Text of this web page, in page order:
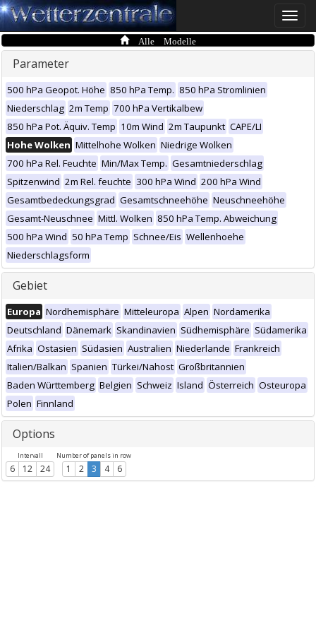
Toggle
Alle Modelle
Parameter
500 hPa Geopot. Höhe 850 hPa Temp. 850 hPa Stromlinien
Niederschlag 2m Temp 700 hPa Vertikalbew
850 hPa Pot. Äquiv. Temp 10m Wind 2m Taupunkt CAPE/LI
Hohe Wolken Mittelhohe Wolken Niedrige Wolken
700 hPa Rel. Feuchte Min/Max Temp. Gesamtniederschlag
Spitzenwind 2m Rel. feuchte 300 hPa Wind 200 hPa Wind
Gesamtbedeckungsgrad Gesamtschneehöhe Neuschneehöhe
Gesamt-Neuschnee Mittl. Wolken 850 hPa Temp. Abweichung
500 hPa Wind 50 hPa Temp Schnee/Eis Wellenhoehe
Niederschlagsform
Gebiet
Europa Nordhemisphäre Mitteleuropa Alpen Nordamerika
Deutschland Dänemark Skandinavien Südhemisphäre Südamerika
Afrika Ostasien Südasien Australien Niederlande Frankreich
Italien/Balkan Spanien Türkei/Nahost Großbritannien
Baden Württemberg Belgien Schweiz Island Österreich Osteuropa
Polen Finnland
Options
Intervall
6 12 24
Number of panels in row
1 2 3 4 6